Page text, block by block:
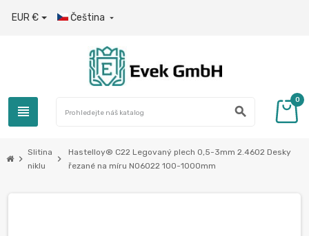
EUR € Čeština 
view_headline search
0
chevron_right
Slitina
niklu
chevron_right
Hastelloy® C22 Legovaný plech 0,5-3mm 2.4602 Desky
řezané na míru N06022 100-1000mm